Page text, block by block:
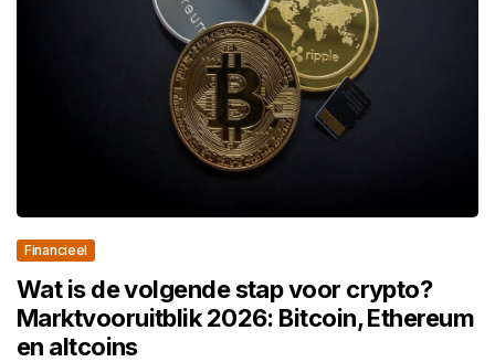
Financieel
Wat is de volgende stap voor crypto?
Marktvooruitblik 2026: Bitcoin, Ethereum
en altcoins